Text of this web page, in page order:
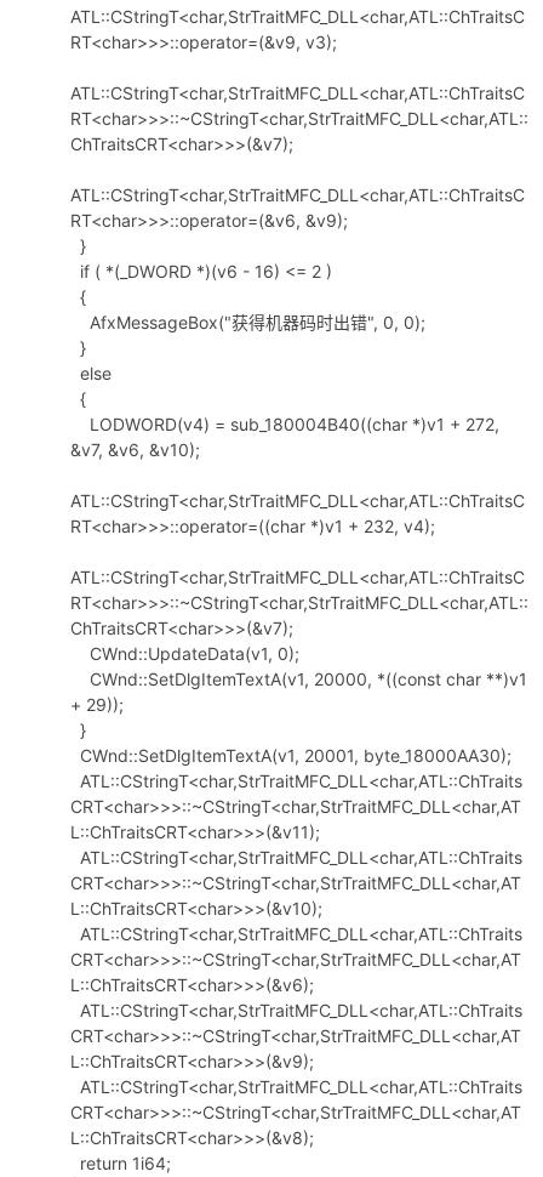
ATL::CStringT<char,StrTraitMFC_DLL<char,ATL::ChTraitsC
RT<char>>>::operator=(&v9, v3);
ATL::CStringT<char,StrTraitMFC_DLL<char,ATL::ChTraitsC
RT<char>>>::~CStringT<char,StrTraitMFC_DLL<char,ATL::
ChTraitsCRT<char>>>(&v7);
ATL::CStringT<char,StrTraitMFC_DLL<char,ATL::ChTraitsC
RT<char>>>::operator=(&v6, &v9);
}
if ( *(_DWORD *)(v6 - 16) <= 2 )
{
AfxMessageBox("获得机器码时出错", 0, 0);
}
else
{
LODWORD(v4) = sub_180004B40((char *)v1 + 272,
&v7, &v6, &v10);
ATL::CStringT<char,StrTraitMFC_DLL<char,ATL::ChTraitsC
RT<char>>>::operator=((char *)v1 + 232, v4);
ATL::CStringT<char,StrTraitMFC_DLL<char,ATL::ChTraitsC
RT<char>>>::~CStringT<char,StrTraitMFC_DLL<char,ATL::
ChTraitsCRT<char>>>(&v7);
CWnd::UpdateData(v1, 0);
CWnd::SetDlgItemTextA(v1, 20000, *((const char **)v1
+ 29));
}
CWnd::SetDlgItemTextA(v1, 20001, byte_18000AA30);
ATL::CStringT<char,StrTraitMFC_DLL<char,ATL::ChTraits
CRT<char>>>::~CStringT<char,StrTraitMFC_DLL<char,AT
L::ChTraitsCRT<char>>>(&v11);
ATL::CStringT<char,StrTraitMFC_DLL<char,ATL::ChTraits
CRT<char>>>::~CStringT<char,StrTraitMFC_DLL<char,AT
L::ChTraitsCRT<char>>>(&v10);
ATL::CStringT<char,StrTraitMFC_DLL<char,ATL::ChTraits
CRT<char>>>::~CStringT<char,StrTraitMFC_DLL<char,AT
L::ChTraitsCRT<char>>>(&v6);
ATL::CStringT<char,StrTraitMFC_DLL<char,ATL::ChTraits
CRT<char>>>::~CStringT<char,StrTraitMFC_DLL<char,AT
L::ChTraitsCRT<char>>>(&v9);
ATL::CStringT<char,StrTraitMFC_DLL<char,ATL::ChTraits
CRT<char>>>::~CStringT<char,StrTraitMFC_DLL<char,AT
L::ChTraitsCRT<char>>>(&v8);
return 1i64;